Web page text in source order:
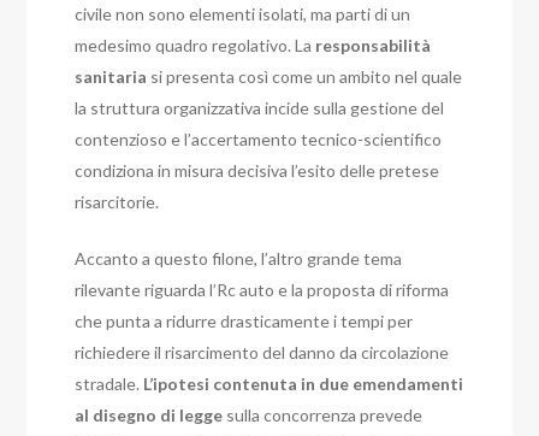
civile non sono elementi isolati, ma parti di un
medesimo quadro regolativo. La responsabilità
sanitaria si presenta così come un ambito nel quale
la struttura organizzativa incide sulla gestione del
contenzioso e l’accertamento tecnico-scientifico
condiziona in misura decisiva l’esito delle pretese
risarcitorie.
Accanto a questo filone, l’altro grande tema
rilevante riguarda l’Rc auto e la proposta di riforma
che punta a ridurre drasticamente i tempi per
richiedere il risarcimento del danno da circolazione
stradale. L’ipotesi contenuta in due emendamenti
al disegno di legge sulla concorrenza prevede